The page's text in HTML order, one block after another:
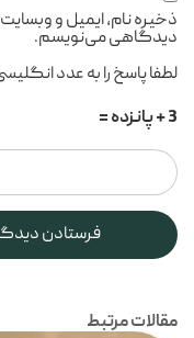
ذخیره نام، ایمیل و
دیدگاهی می‌نویسم.
لطفا پاسخ را به عدد
3 + پانزده =
مقالات مرتبط